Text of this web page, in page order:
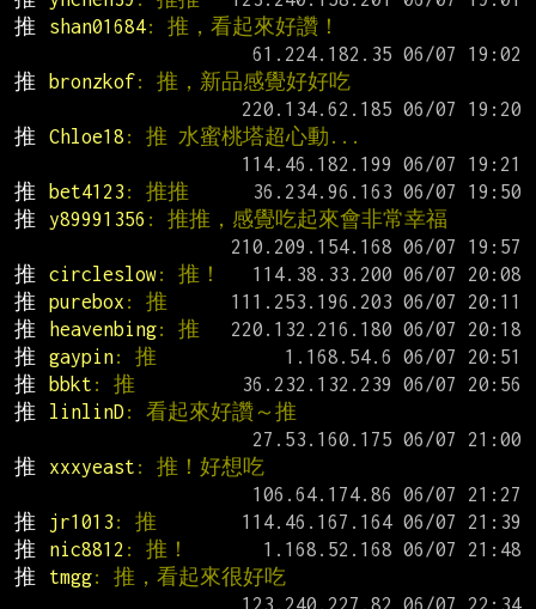
推
shan01684: 推，看起來好讚！
推
bronzkof: 推，新品感覺好好吃
推
Chloe18 : 推 水蜜桃塔超心動...
推
bet4123 : 推推
推
y89991356 : 推推，感覺吃起來會非常幸福
推
circleslow: 推！
推
purebox : 推
推
heavenbing: 推
推
gaypin: 推
推
bbkt : 推
推
linlinD : 看起來好讚～推
推
xxxyeast : 推！好想吃
推
jr1013 : 推
推
nic8812 : 推！
推
tmgg: 推，看起來很好吃